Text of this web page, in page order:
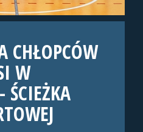
CHŁOPCÓW
W